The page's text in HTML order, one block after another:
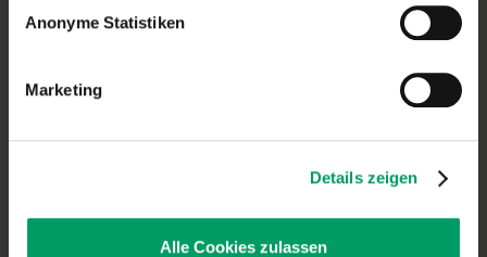
Anonyme Statistiken
Marketing
Details zeigen
Alle Cookies zulassen
Contact Heidelberg
Generatio GmbH
D-69115 Heidelberg
Phone: +49 (0)6221-38935-30
+49 (0)6221-38935-31